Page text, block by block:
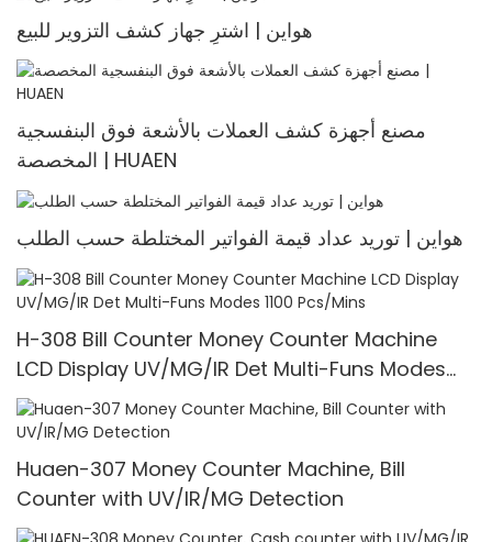
هواين | اشترِ جهاز كشف التزوير للبيع
مصنع أجهزة كشف العملات بالأشعة فوق البنفسجية
المخصصة | HUAEN
هواين | توريد عداد قيمة الفواتير المختلطة حسب الطلب
H-308 Bill Counter Money Counter Machine
LCD Display UV/MG/IR Det Multi-Funs Modes
1100 Pcs/Mins
Huaen-307 Money Counter Machine, Bill
Counter with UV/IR/MG Detection